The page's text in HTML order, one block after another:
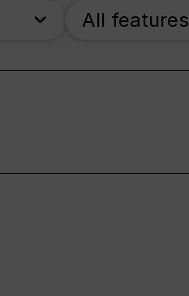
All features